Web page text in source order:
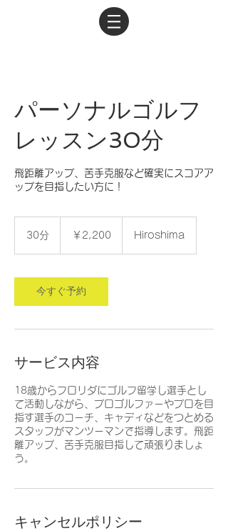
パーソナルゴルフ
レッスン30分
飛距離アップ、苦手克服など確実にスコアア
ップを目指したい方に！
30分 ￥2,200 Hiroshima
今すぐ予約
サービス内容
18歳からフロリダにゴルフ留学し選手とし
て活動しながら、プロゴルファーやプロを目
指す選手のコーチ、キャディなどをつとめる
スタッフがマンツーマンで指導します。飛距
離アップ、苦手克服目指して頑張りましょ
う。
キャンセルポリシー